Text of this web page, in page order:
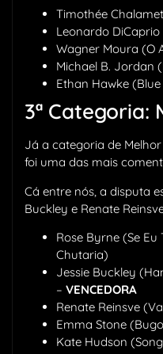
Timothée
Leonardo
Wagner Moura (O
Michael B. Jordan
Ethan Hawke
3ª Categoria:
Já a categoria de
foi uma das mais
Cá entre nós, a disputa
Buckley e Renate
Rose Byrne (Se Eu
Chutaria)
Jessie Buckley
– VENCEDORA
Renate Reinsve
Emma Stone
Kate Hudson